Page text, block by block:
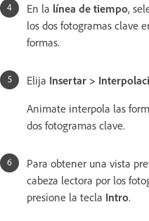
En la línea de tiempo,
los dos fotogramas clave
formas.
Elija Insertar >
Animate interpola las
dos fotogramas clave.
Para obtener una vista
cabeza lectora por los
presione la tecla Intro.